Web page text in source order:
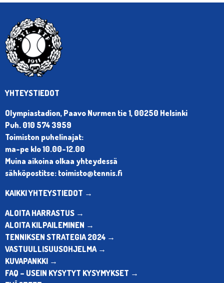
YHTEYSTIEDOT
Olympiastadion, Paavo Nurmen tie 1, 00250 Helsinki
Puh. 010 574 3959
Toimiston puhelinajat:
ma-pe klo 10.00-12.00
Muina aikoina olkaa yhteydessä
sähköpostitse: toimisto@tennis.fi
KAIKKI YHTEYSTIEDOT →
ALOITA HARRASTUS →
ALOITA KILPAILEMINEN →
TENNIKSEN STRATEGIA 2024 →
VASTUULLISUUSOHJELMA →
KUVAPANKKI →
FAQ – USEIN KYSYTYT KYSYMYKSET →